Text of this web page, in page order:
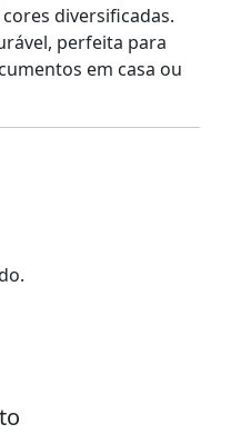
diversificadas.
perfeita para
em casa ou